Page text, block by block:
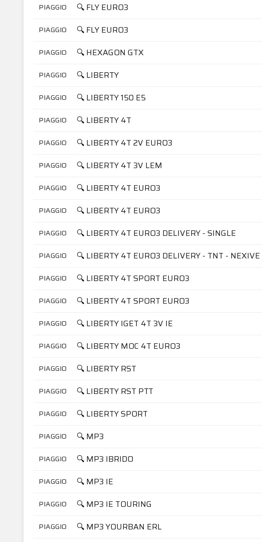
PIAGGIO 🔍 FLY EURO3
PIAGGIO 🔍 FLY EURO3
PIAGGIO 🔍 HEXAGON GTX
PIAGGIO 🔍 LIBERTY
PIAGGIO 🔍 LIBERTY 150 E5
PIAGGIO 🔍 LIBERTY 4T
PIAGGIO 🔍 LIBERTY 4T 2V EURO3
PIAGGIO 🔍 LIBERTY 4T 3V LEM
PIAGGIO 🔍 LIBERTY 4T EURO3
PIAGGIO 🔍 LIBERTY 4T EURO3
PIAGGIO 🔍 LIBERTY 4T EURO3 DELIVERY - SINGLE
PIAGGIO 🔍 LIBERTY 4T EURO3 DELIVERY - TNT - NEXIVE
PIAGGIO 🔍 LIBERTY 4T SPORT EURO3
PIAGGIO 🔍 LIBERTY 4T SPORT EURO3
PIAGGIO 🔍 LIBERTY IGET 4T 3V IE
PIAGGIO 🔍 LIBERTY MOC 4T EURO3
PIAGGIO 🔍 LIBERTY RST
PIAGGIO 🔍 LIBERTY RST PTT
PIAGGIO 🔍 LIBERTY SPORT
PIAGGIO 🔍 MP3
PIAGGIO 🔍 MP3 IBRIDO
PIAGGIO 🔍 MP3 IE
PIAGGIO 🔍 MP3 IE TOURING
PIAGGIO 🔍 MP3 YOURBAN ERL